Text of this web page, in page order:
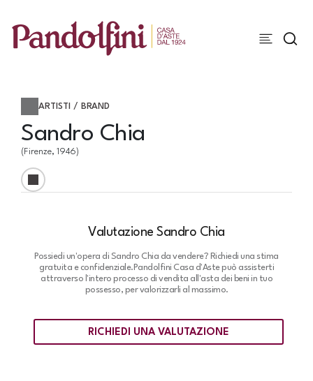
ARTISTI / BRAND
Sandro Chia
(Firenze, 1946)
Valutazione Sandro Chia
Possiedi un'opera di Sandro Chia da vendere? Richiedi una stima
gratuita e confidenziale. Pandolfini Casa d'Aste può assisterti
attraverso l'intero processo di vendita all'asta dei beni in tuo
possesso, per valorizzarli al massimo.
RICHIEDI UNA VALUTAZIONE